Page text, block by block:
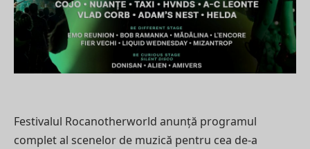
Festivalul Rocanotherworld anunță programul
complet al scenelor de muzică pentru cea de-a